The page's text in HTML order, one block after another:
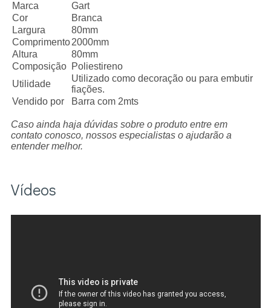
Marca
Gart
Cor
Branca
Largura
80mm
Comprimento 2000mm
Altura
80mm
Composição
Poliestireno
Utilidade
Utilizado como decoração ou para embutir
fiações.
Vendido por
Barra com 2mts
Caso ainda haja dúvidas sobre o produto entre em
contato conosco, nossos especialistas o ajudarão a
entender melhor.
Vídeos